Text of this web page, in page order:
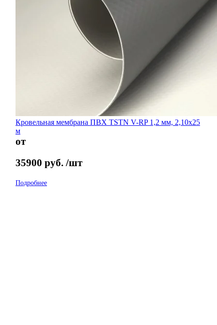
Кровельная мембрана ПВХ TSTN V-RP 1,2 мм, 2,10х25
м
от
35900 руб. /шт
Подробнее